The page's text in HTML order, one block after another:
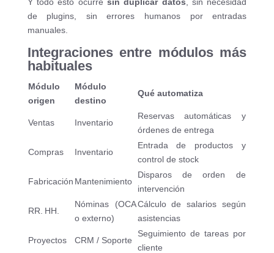
de plugins, sin errores humanos por entradas
manuales.
Integraciones entre módulos más
habituales
Módulo
origen
Módulo
destino
Qué automatiza
Ventas Inventario
Reservas automáticas y
órdenes de entrega
Compras Inventario
Entrada de productos y
control de stock
Fabricación Mantenimiento
Disparos de orden de
intervención
RR. HH.
Nóminas (OCA
o externo)
Cálculo de salarios según
asistencias
Proyectos CRM / Soporte
Seguimiento de tareas por
cliente